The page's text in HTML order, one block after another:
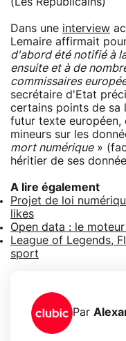
Dans une interview
Lemaire affirmait
d'abord été notifié à
ensuite et à de
commissaires
secrétaire d'Etat
certains points de sa
futur texte européen,
mineurs sur les
mort numérique»
héritier de ses
A lire également
Projet de loi
likes
Open data : le
League of Legends,
sport
Par